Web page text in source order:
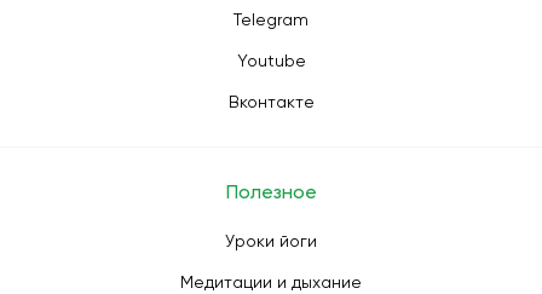
Telegram
Youtube
Вконтакте
Полезное
Уроки йоги
Медитации и дыхание